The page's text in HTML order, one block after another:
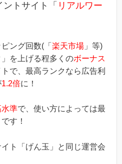
トサイト「 リアルワー
ング回数(「 楽天市場 」等)
を上げる程多くのボーナス
で、最高ランクなら広告利
1.2倍に！
準で、使い方によっては最
す！
ト「げん玉」と同じ運営会